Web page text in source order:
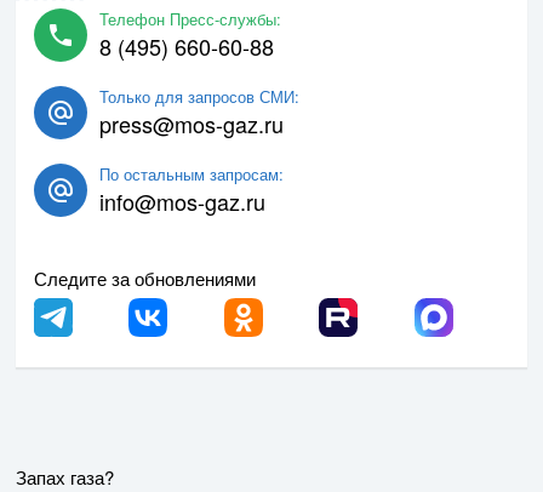
Телефон Пресс-службы:
8 (495) 660-60-88
Только для запросов СМИ:
press@mos-gaz.ru
По остальным запросам:
info@mos-gaz.ru
Следите за обновлениями
Запах газа?